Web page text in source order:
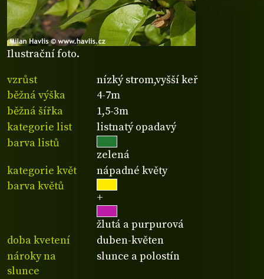
Ilustrační foto.
vzrůst
nízký strom,vyšší keř
běžná výška
4-7m
běžná šířka
1,5-3m
kategorie list
listnatý opadavý
barva listů
zelená
kategorie květ
nápadné květy
barva květů
+
žlutá a purpurová
doba kvetení
duben-květen
nároky na
slunce
slunce a polostín